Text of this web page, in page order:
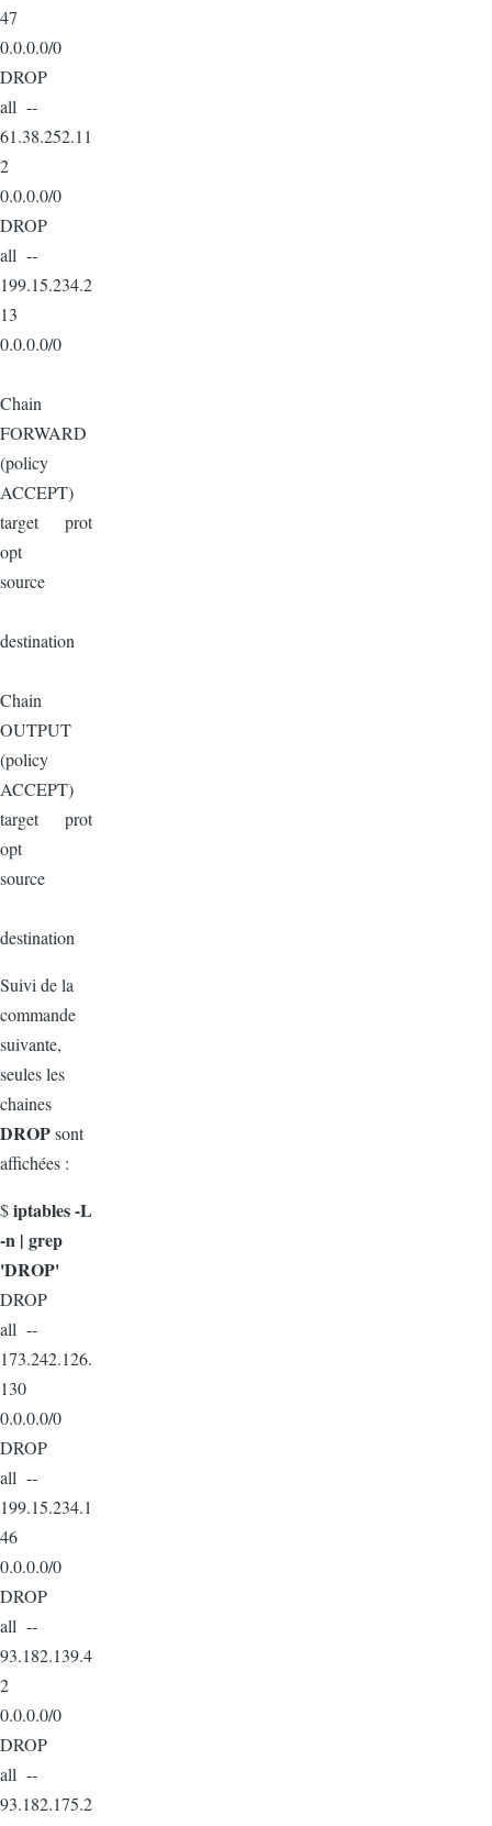
47
0.0.0.0/0
DROP
all --
61.38.252.11
2
0.0.0.0/0
DROP
all --
199.15.234.2
13
0.0.0.0/0
Chain
FORWARD
(policy
ACCEPT)
target prot
opt
source
destination
Chain
OUTPUT
(policy
ACCEPT)
target prot
opt
source
destination
Suivi de la
commande
suivante,
seules les
chaines
DROPsont
affichées :
$iptables -L
-n | grep
'DROP'
DROP
all --
173.242.126.
130
0.0.0.0/0
DROP
all --
199.15.234.1
46
0.0.0.0/0
DROP
all --
93.182.139.4
2
0.0.0.0/0
DROP
all --
93.182.175.2